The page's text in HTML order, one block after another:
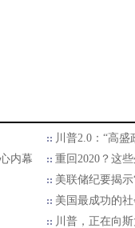
川普2.0：“高盛
内幕
重回2020？这
美联储纪要揭
美国最成功的
川普，正在向